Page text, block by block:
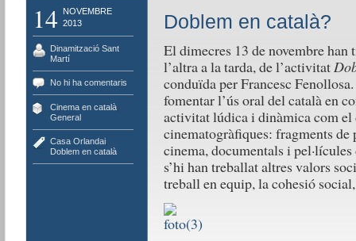
14
NOVEMBRE
2013
Dinamització Sant
Martí
No hi ha comentaris
Cinema en català,
General
Casa Orlandai,
Doblem en català
Doblem en català?
El dimecres 13 de novembre
l’altra a la tarda, de l’activitat
conduïda per Francesc
fomentar l’ús oral del català en
activitat lúdica i dinàmica com el
cinematogràfiques: fragments
cinema, documentals i
s’hi han treballat altres valors
treball en equip, la cohesió